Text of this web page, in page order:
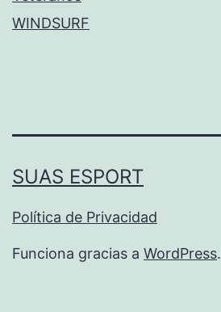
WINDSURF
SUAS ESPORT
Política de Privacidad
Funciona gracias a WordPress.